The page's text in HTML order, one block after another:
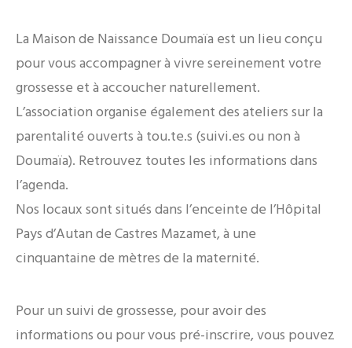
La Maison de Naissance Doumaïa est un lieu conçu
pour vous accompagner à vivre sereinement votre
grossesse et à accoucher naturellement.
L’association organise également des ateliers sur la
parentalité ouverts à tou.te.s (suivi.es ou non à
Doumaïa). Retrouvez toutes les informations dans
l’agenda.
Nos locaux sont situés dans l’enceinte de l’Hôpital
Pays d’Autan de Castres Mazamet, à une
cinquantaine de mètres de la maternité.
Pour un suivi de grossesse, pour avoir des
informations ou pour vous pré-inscrire, vous pouvez